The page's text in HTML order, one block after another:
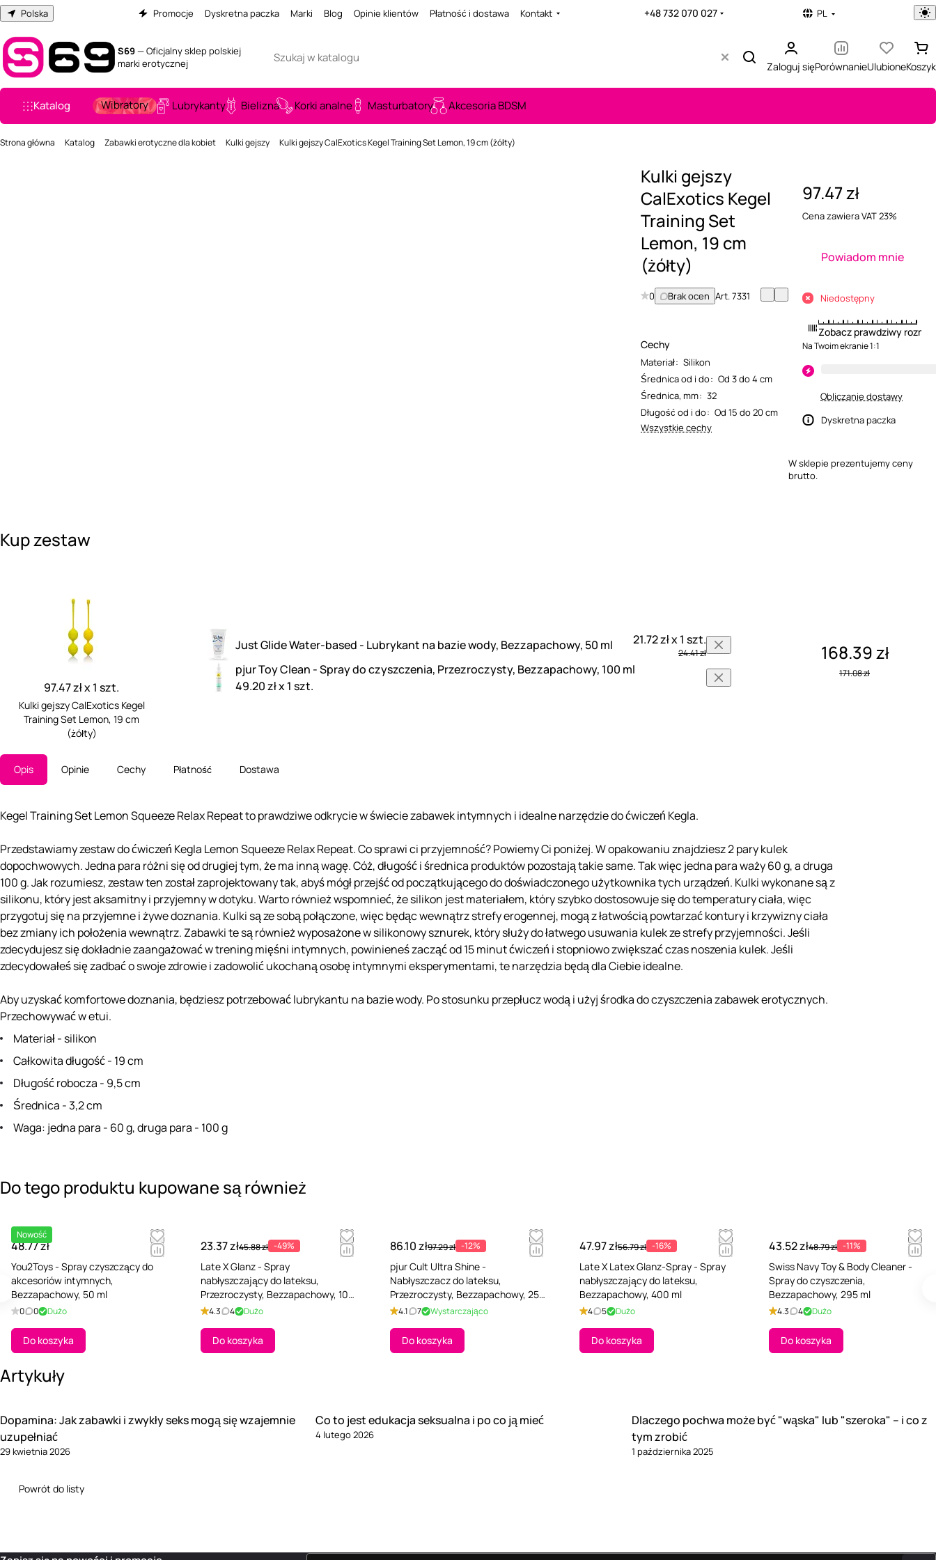
Polska Promocje Dyskretna paczka Marki Blog Opinie klientów Płatność i dostawa Kontakt +48 732 070 027 PL
S69— Oficjalny sklep polskiej
marki erotycznej
Zaloguj sięPorównanieUlubioneKoszyk
Katalog Wibratory Lubrykanty Bielizna Korki analne Masturbatory Akcesoria BDSM
Strona główna Katalog Zabawki erotyczne dla kobiet Kulki gejszy Kulki gejszy CalExotics Kegel Training Set Lemon, 19 cm (żółty)
Kulki gejszy
CalExotics Kegel
Training Set
Lemon, 19 cm
(żółty)
0 Brak ocen Art.7331
Cechy
Materiał: Silikon
Średnica od i do: Od 3 do 4 cm
Średnica, mm: 32
Długość od i do: Od 15 do 20 cm
Wszystkie cechy
97.47 zł
Cena zawiera VAT 23%
Powiadom mnie
Niedostępny
Zobacz prawdziwy
Na Twoim ekranie 1:1
Obliczanie dostawy
Dyskretna paczka
W sklepie prezentujemy ceny
brutto.
Kup zestaw
97.47 zł x 1 szt.
Kulki gejszy CalExotics Kegel
Training Set Lemon, 19 cm
(żółty)
Just Glide Water-based - Lubrykant na bazie wody, Bezzapachowy, 50 ml 21.72 zł x 1 szt.
24.41 zł
pjur Toy Clean - Spray do czyszczenia, Przezroczysty, Bezzapachowy, 100 ml
49.20 zł x 1 szt.
168.39 zł
171.08 zł
Opis Opinie Cechy Płatność Dostawa
Kegel Training Set Lemon Squeeze Relax Repeat to prawdziwe odkrycie w świecie zabawek intymnych i idealne narzędzie do ćwiczeń Kegla.
Przedstawiamy zestaw do ćwiczeń Kegla Lemon Squeeze Relax Repeat. Co sprawi ci przyjemność? Powiemy Ci poniżej. W opakowaniu znajdziesz 2 pary kulek
dopochwowych. Jedna para różni się od drugiej tym, że ma inną wagę. Cóż, długość i średnica produktów pozostają takie same. Tak więc jedna para waży 60 g, a druga
100 g. Jak rozumiesz, zestaw ten został zaprojektowany tak, abyś mógł przejść od początkującego do doświadczonego użytkownika tych urządzeń. Kulki wykonane są z
silikonu, który jest aksamitny i przyjemny w dotyku. Warto również wspomnieć, że silikon jest materiałem, który szybko dostosowuje się do temperatury ciała, więc
przygotuj się na przyjemne i żywe doznania. Kulki są ze sobą połączone, więc będąc wewnątrz strefy erogennej, mogą z łatwością powtarzać kontury i krzywizny ciała
bez zmiany ich położenia wewnątrz. Zabawki te są również wyposażone w silikonowy sznurek, który służy do łatwego usuwania kulek ze strefy przyjemności. Jeśli
zdecydujesz się dokładnie zaangażować w trening mięśni intymnych, powinieneś zacząć od 15 minut ćwiczeń i stopniowo zwiększać czas noszenia kulek. Jeśli
zdecydowałeś się zadbać o swoje zdrowie i zadowolić ukochaną osobę intymnymi eksperymentami, te narzędzia będą dla Ciebie idealne.
Aby uzyskać komfortowe doznania, będziesz potrzebować lubrykantu na bazie wody. Po stosunku przepłucz wodą i użyj środka do czyszczenia zabawek erotycznych.
Przechowywać w etui.
Materiał - silikon
Całkowita długość - 19 cm
Długość robocza - 9,5 cm
Średnica - 3,2 cm
Waga: jedna para - 60 g, druga para - 100 g
Do tego produktu kupowane są również
Nowość
48.77 zł
You2Toys - Spray czyszczący do
akcesoriów intymnych,
Bezzapachowy, 50 ml
0 0 Dużo
Do koszyka
23.37 zł45.88 zł -49%
Late X Glanz - Spray
nabłyszczający do lateksu,
Przezroczysty, Bezzapachowy, 100
ml4.3 4 Dużo
Do koszyka
86.10 zł97.29 zł -12%
pjur Cult Ultra Shine -
Nabłyszczacz do lateksu,
Przezroczysty, Bezzapachowy, 250
ml4.1 7 Wystarczająco
Do koszyka
47.97 zł56.79 zł -16%
Late X Latex Glanz-Spray - Spray
nabłyszczający do lateksu,
Bezzapachowy, 400 ml
4 5 Dużo
Do koszyka
43.52 zł48.79 zł -11%
Swiss Navy Toy & Body Cleaner -
Spray do czyszczenia,
Bezzapachowy, 295 ml
4.3 4 Dużo
Do koszyka
Artykuły
Dopamina: Jak zabawki i zwykły seks mogą się wzajemnie
uzupełniać
29 kwietnia 2026
Co to jest edukacja seksualna i po co ją mieć
4 lutego 2026
Dlaczego pochwa może być "wąska" lub "szeroka" – i co z
tym zrobić
1 października 2025
Powrót do listy